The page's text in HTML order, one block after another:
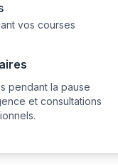
vos courses
pendant la pause
et consultations